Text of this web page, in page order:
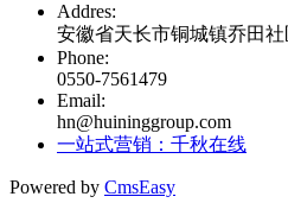
Addres:
安徽省天长市铜城镇乔田
Phone:
0550-7561479
Email:
hn@huininggroup.com
一站式营销：千秋在线
Powered by CmsEasy